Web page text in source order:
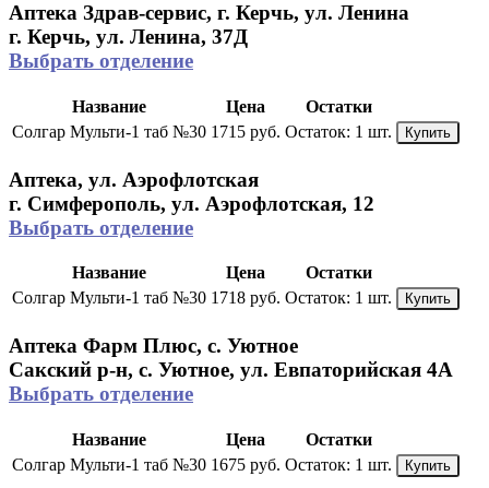
Аптека Здрав-сервис, г. Керчь, ул. Ленина
г. Керчь, ул. Ленина, 37Д
Выбрать отделение
Название Цена
Остатки
Солгар Мульти-1 таб №30 1715 руб. Остаток: 1 шт. Купить
Аптека, ул. Аэрофлотская
г. Симферополь, ул. Аэрофлотская, 12
Выбрать отделение
Название Цена
Остатки
Солгар Мульти-1 таб №30 1718 руб. Остаток: 1 шт. Купить
Аптека Фарм Плюс, с. Уютное
Сакский р-н, с. Уютное, ул. Евпаторийская 4А
Выбрать отделение
Название Цена
Остатки
Солгар Мульти-1 таб №30 1675 руб. Остаток: 1 шт. Купить